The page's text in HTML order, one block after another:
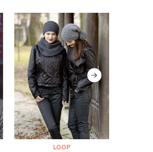
LOOP